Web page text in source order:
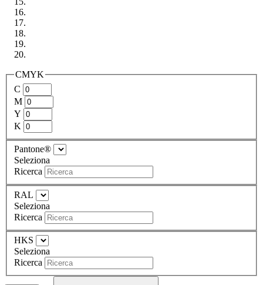
CMYK
C
M
Y
K
Pantone®
Seleziona
Ricerca
RAL
Seleziona
Ricerca
HKS
Seleziona
Ricerca